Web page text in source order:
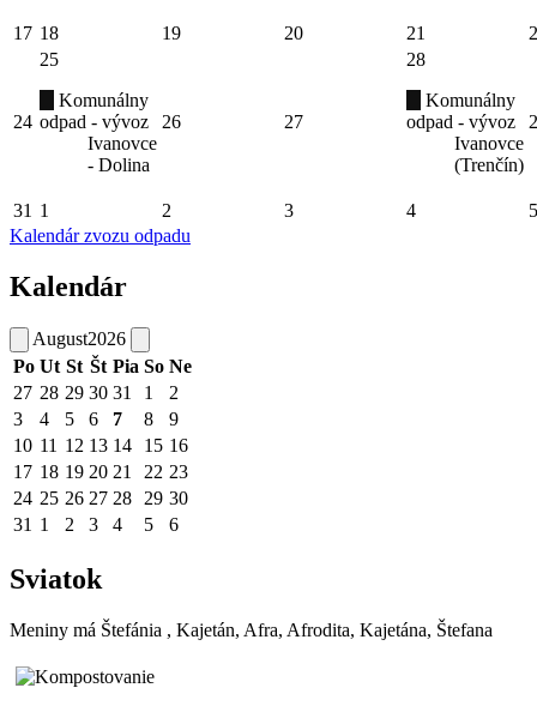
17 18 19 20 21
24
25
Komunálny
odpad - vývoz
Ivanovce
- Dolina
26 27
28
Komunálny
odpad - vývoz
Ivanovce
(Trenčín)
31 1 2 3 4
5
Kalendár zvozu odpadu
Kalendár
August2026
Po Ut St Št Pia So Ne
27 28 29 30 31 1
2
3
4 5 6 7 8
9
10 11 12 13 14 15 16
17 18 19 20 21 22 23
24 25 26 27 28 29 30
31 1 2 3 4 5 6
Sviatok
Meniny má Štefánia , Kajetán, Afra, Afrodita, Kajetána, Štefana